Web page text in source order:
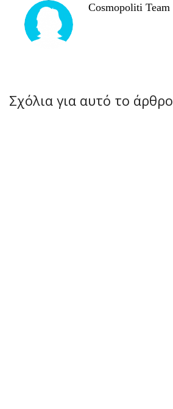
Cosmopoliti Team
Σχόλια για αυτό το άρθρο